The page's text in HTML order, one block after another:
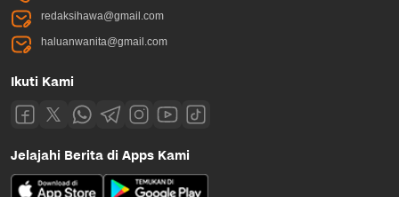
redaksihawa@gmail.com
haluanwanita@gmail.com
Ikuti Kami
Jelajahi Berita di Apps Kami